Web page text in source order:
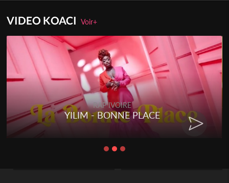
VIDEO KOACIVoir+
RAP IVOIRE
YILIM - BONNE PLACE